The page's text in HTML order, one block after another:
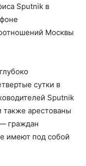
Sputnik в
Москвы
сутки в
Sputnik
арестованы
граждан
имеют под собой